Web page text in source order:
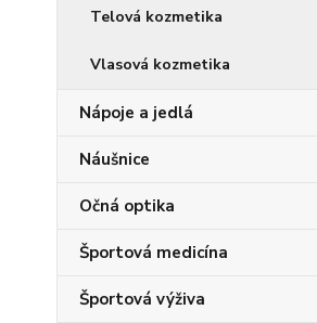
Telová kozmetika
Vlasová kozmetika
Nápoje a jedlá
Náušnice
Očná optika
Športová medicína
Športová výživa